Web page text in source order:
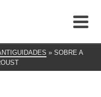
» SOBRE A